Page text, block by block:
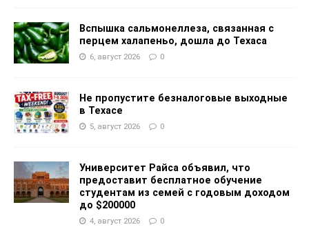
Вспышка сальмонеллеза, связанная с
перцем халапеньо, дошла до Техаса
6, август 2026 0
Не пропустите безналоговые выходные
в Техасе
5, август 2026 0
Университет Райса объявил, что
предоставит бесплатное обучение
студентам из семей с годовым доходом
до $200000
4, август 2026 0